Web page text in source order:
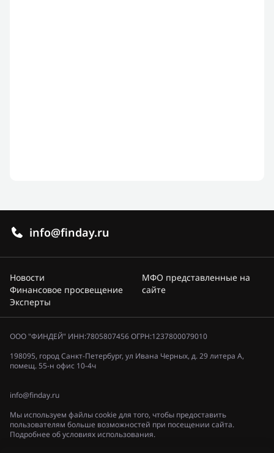
info@finday.ru
Новости
Финансовое просвещение
Эксперты
МФО представленные на
сайте
ООО "ФИНДЕЙ" ИНН:7805807456 ОГРН:1237800079010
198095, город Санкт-Петербург, ул Ивана Черных, д. 29 литера А,
помещ. 55-н офис 10-4ч
info@finday.ru
Мы используем файлы cookie для того, чтобы предоставить
пользователям больше возможностей при посещении сайта.
Подробнее об условиях использования.